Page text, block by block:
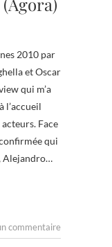
2010 par
et Oscar
qui m’a
l’accueil
Face
qui
Alejandro…
commentaire